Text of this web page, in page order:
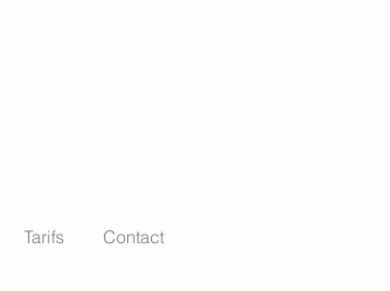
Tarifs Contact